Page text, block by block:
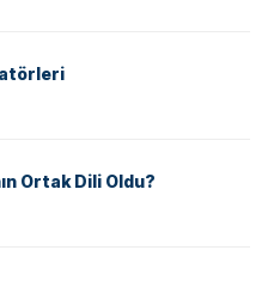
Ortak Dili Oldu?